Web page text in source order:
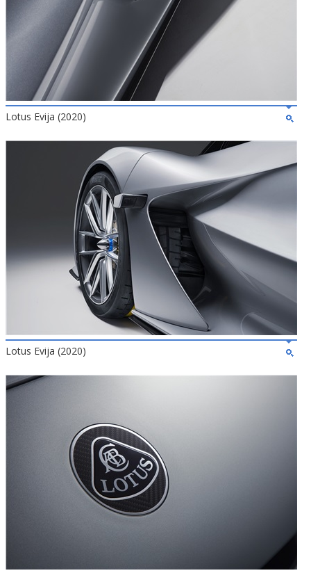
Lotus Evija (2020)
Lotus Evija (2020)